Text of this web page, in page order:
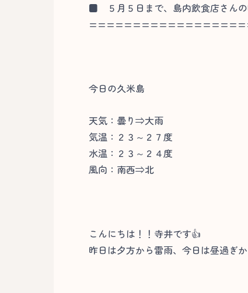
■ ５月５日まで、島内飲食店さん
今日の久米島
天気：曇り⇒大雨
気温：２３～２７度
水温：２３～２４度
風向：南西⇒北
こんにちは！！寺井です👍
昨日は夕方から雷雨、今日は昼過ぎ